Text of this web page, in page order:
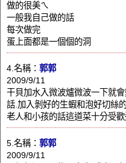
做的很美ㄟ
一般我自己做的話
每次做完
蛋上面都是一個個的洞
4.名稱： 郭郭
2009/9/11
干貝加水入微波爐微波一下就
話.加入剝好的生蝦和泡好切絲
老人和小孩的話這道菜十分受
5.名稱： 郭郭
2009/9/11